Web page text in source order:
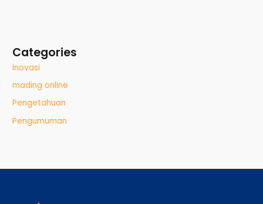
Categories
Inovasi
mading online
Pengetahuan
Pengumuman